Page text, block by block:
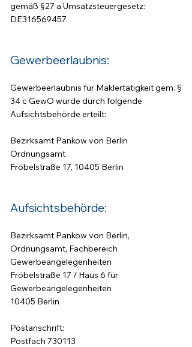
gemäß §27 a Umsatzsteuergesetz:
DE316569457
Gewerbeerlaubnis:
Gewerbeerlaubnis für Maklertätigkeit gem. §
34 c GewO wurde durch folgende
Aufsichtsbehörde erteilt:
Bezirksamt Pankow von Berlin
Ordnungsamt
Fröbelstraße 17, 10405 Berlin
Aufsichtsbehörde:
Bezirksamt Pankow von Berlin,
Ordnungsamt, Fachbereich
Gewerbeangelegenheiten
Fröbelstraße 17 / Haus 6 für
Gewerbeangelegenheiten
10405 Berlin
Postanschrift:
Postfach 730113